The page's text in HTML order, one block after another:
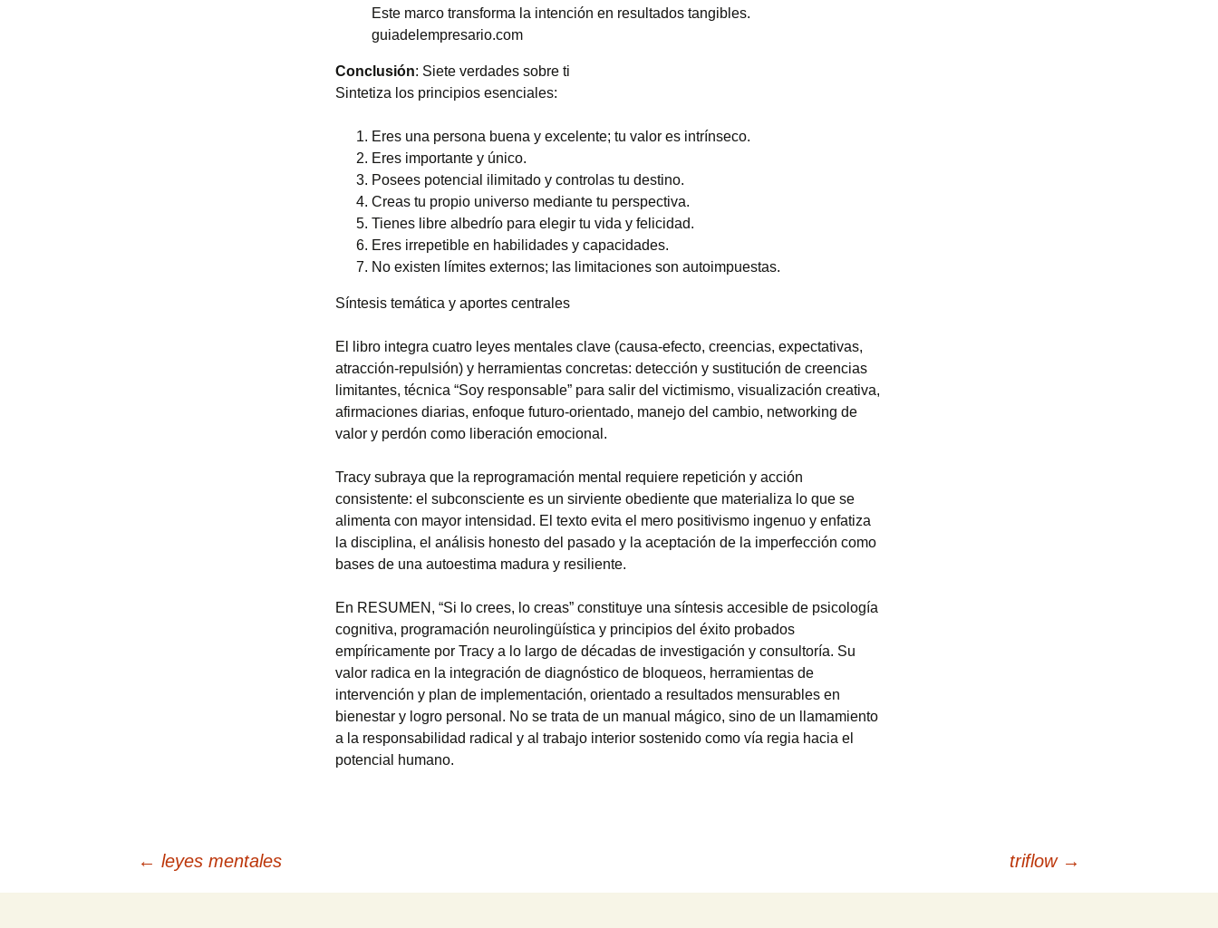
Este marco transforma la intención en resultados tangibles.
guiadelempresario.com
Conclusión: Siete verdades sobre ti
Sintetiza los principios esenciales:
Eres una persona buena y excelente; tu valor es intrínseco.
Eres importante y único.
Posees potencial ilimitado y controlas tu destino.
Creas tu propio universo mediante tu perspectiva.
Tienes libre albedrío para elegir tu vida y felicidad.
Eres irrepetible en habilidades y capacidades.
No existen límites externos; las limitaciones son autoimpuestas.
Síntesis temática y aportes centrales
El libro integra cuatro leyes mentales clave (causa-efecto, creencias, expectativas,
atracción-repulsión) y herramientas concretas: detección y sustitución de creencias
limitantes, técnica “Soy responsable” para salir del victimismo, visualización creativa,
afirmaciones diarias, enfoque futuro-orientado, manejo del cambio, networking de
valor y perdón como liberación emocional.
Tracy subraya que la reprogramación mental requiere repetición y acción
consistente: el subconsciente es un sirviente obediente que materializa lo que se
alimenta con mayor intensidad. El texto evita el mero positivismo ingenuo y enfatiza
la disciplina, el análisis honesto del pasado y la aceptación de la imperfección como
bases de una autoestima madura y resiliente.
En RESUMEN, “Si lo crees, lo creas” constituye una síntesis accesible de psicología
cognitiva, programación neurolingüística y principios del éxito probados
empíricamente por Tracy a lo largo de décadas de investigación y consultoría. Su
valor radica en la integración de diagnóstico de bloqueos, herramientas de
intervención y plan de implementación, orientado a resultados mensurables en
bienestar y logro personal. No se trata de un manual mágico, sino de un llamamiento
a la responsabilidad radical y al trabajo interior sostenido como vía regia hacia el
potencial humano.
Navegación
← leyes mentales triflow →